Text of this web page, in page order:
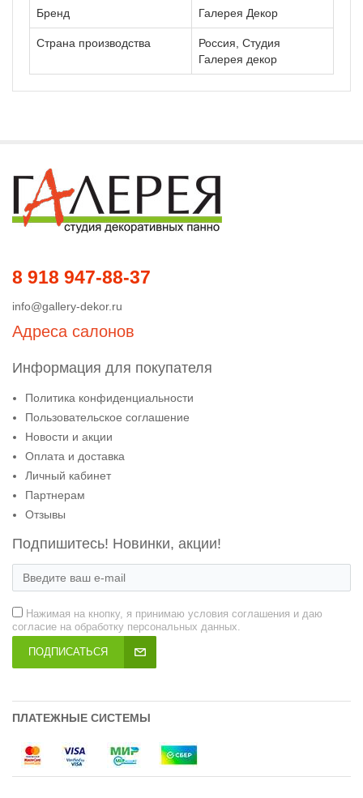
Бренд Галерея Декор
Страна производства
Россия, Студия
Галерея декор
8 918 947-88-37
info@gallery-dekor.ru
Адреса салонов
Информация для покупателя
Политика конфиденциальности
Пользовательское соглашение
Новости и акции
Оплата и доставка
Личный кабинет
Партнерам
Отзывы
Подпишитесь! Новинки, акции!
Нажимая на кнопку, я принимаю условия соглашения и даю
согласие на обработку персональных данных.
ПОДПИСАТЬСЯ
ПЛАТЕЖНЫЕ СИСТЕМЫ